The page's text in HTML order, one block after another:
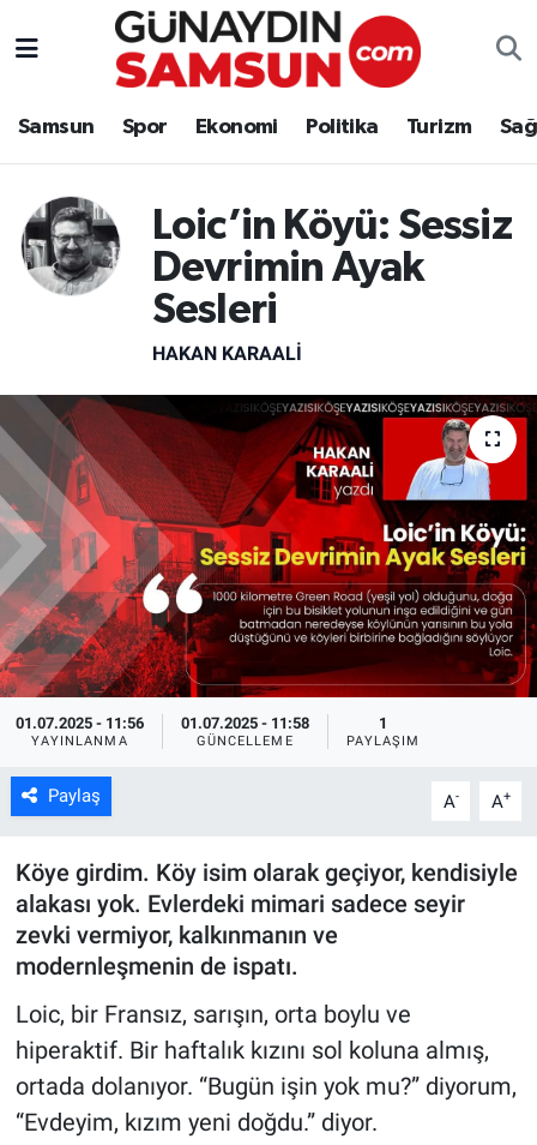
Samsun Spor Ekonomi Politika Turizm
Loic’in Köyü: Sessiz
Devrimin Ayak
Sesleri
HAKAN KARAALİ
01.07.2025 - 11:56
YAYINLANMA
01.07.2025 - 11:58
GÜNCELLEME
1
PAYLAŞIM
Paylaş A- A+
Köye girdim. Köy isim olarak geçiyor, kendisiyle
alakası yok. Evlerdeki mimari sadece seyir
zevki vermiyor, kalkınmanın ve
modernleşmenin de ispatı.
Loic, bir Fransız, sarışın, orta boylu ve
hiperaktif. Bir haftalık kızını sol koluna almış,
ortada dolanıyor. “Bugün işin yok mu?” diyorum,
“Evdeyim, kızım yeni doğdu.” diyor.
Samsun
Ekonomi
Politika
Sağlık
Eğitim
Yaşam
Kültür Sanat
Bilim ve Teknoloji
Genel
Nöbetçi Eczaneler
Trafik Durumu
Süper Lig Puan Durumu ve Fikstür
Son Dakika Haberleri
Haber Arşivi